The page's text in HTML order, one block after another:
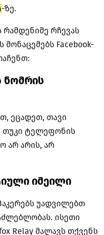
-ზე.
რამდენიმე რჩევას
Facebook-
ეცადეთ, თავი
თუკი ტელეფონის
არ არის, არ
იმეილი
უადვილებთ
ისეთი
Relay მალავს თქვენს